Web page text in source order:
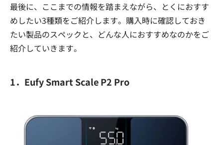
最後に、ここまでの情報を踏まえながら、とくにおすす
めしたい3種類をご紹介します。購入時に確認しておき
たい製品のスペックと、どんな人におすすめなのかをご
紹介していきます。
1．Eufy Smart Scale P2 Pro